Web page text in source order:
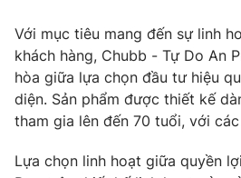
Thị trường
Tư vấn
Lịch phát sóng
Chuyên mục khác
Emagazine
Với mục tiêu mang đến sự linh
khách hàng, Chubb - Tự Do An
hòa giữa lựa chọn đầu tư hiệu
diện. Sản phẩm được thiết kế
tham gia lên đến 70 tuổi, với
Lựa chọn linh hoạt giữa quyền